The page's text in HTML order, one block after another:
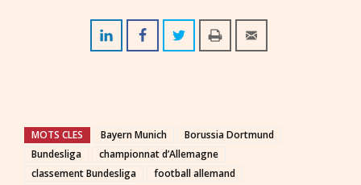
MOTS CLES Bayern Munich
Borussia Dortmund
Bundesliga
championnat d’Allemagne
classement Bundesliga
football allemand